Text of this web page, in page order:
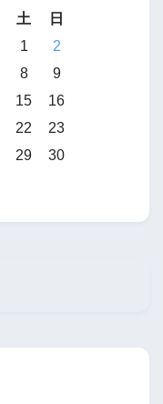
土
日
1
2
8
9
15
16
22
23
29
30